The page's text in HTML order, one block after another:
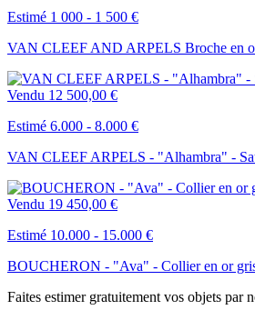
Estimé 1 000 - 1 500 €
VAN CLEEF AND ARPELS Broche en or
Vendu 12 500,00 €
Estimé 6.000 - 8.000 €
VAN CLEEF ARPELS - "Alhambra" -
Vendu 19 450,00 €
Estimé 10.000 - 15.000 €
BOUCHERON - "Ava" - Collier en or
Faites estimer gratuitement vos objets par